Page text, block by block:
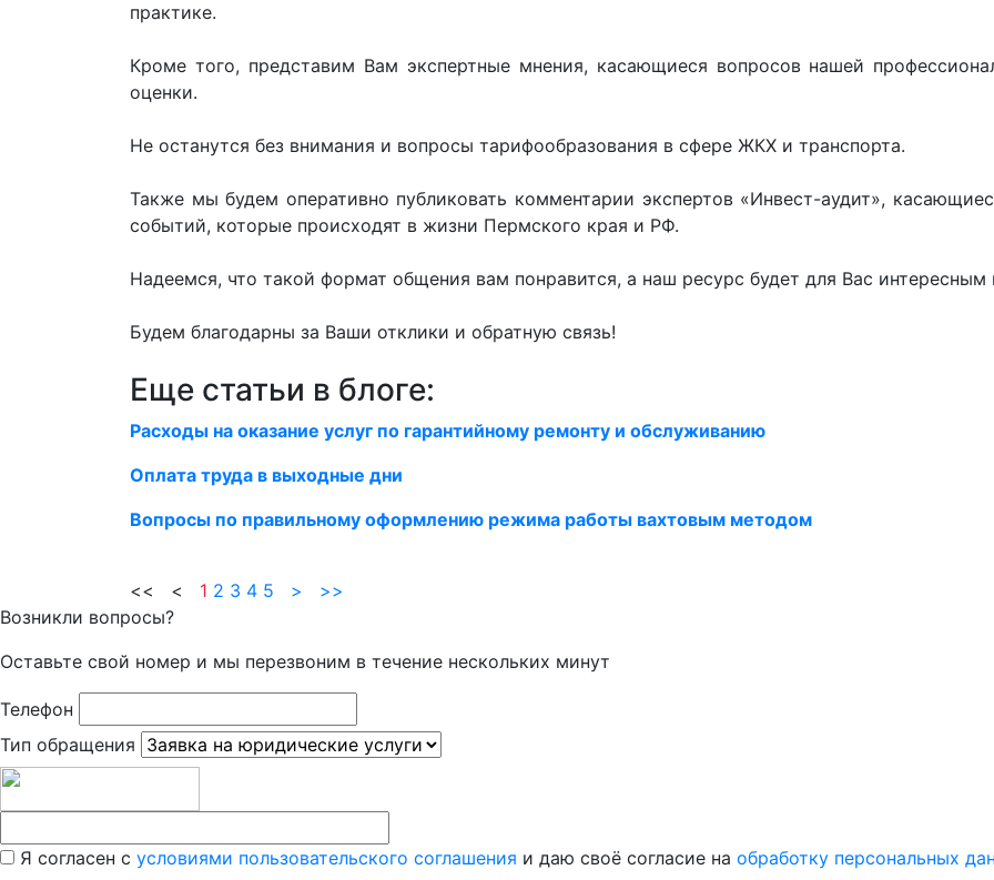
практике.
Кроме того, представим Вам экспертные мнения, касающиеся вопросов нашей
оценки.
Не останутся без внимания и вопросы тарифообразования в сфере ЖКХ и транспорта.
Также мы будем оперативно публиковать комментарии экспертов «Инвест-аудит»,
событий, которые происходят в жизни Пермского края и РФ.
Надеемся, что такой формат общения вам понравится, а наш ресурс будет для Вас
Будем благодарны за Ваши отклики и обратную связь!
Еще статьи в блоге:
Расходы на оказание услуг по гарантийному ремонту и обслуживанию
Оплата труда в выходные дни
Вопросы по правильному оформлению режима работы вахтовым методом
<< < 1 2 3 4 5 >
>>
Возникли вопросы?
Оставьте свой номер и мы перезвоним в течение нескольких минут
Телефон
Тип обращения
Я согласен с условиями пользовательского соглашения и даю своё согласие на обработку персональных